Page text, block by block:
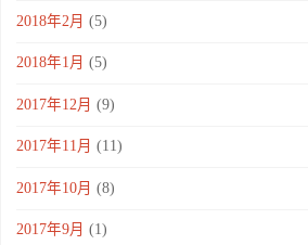
2018年2月 (5)
2018年1月 (5)
2017年12月 (9)
2017年11月 (11)
2017年10月 (8)
2017年9月 (1)